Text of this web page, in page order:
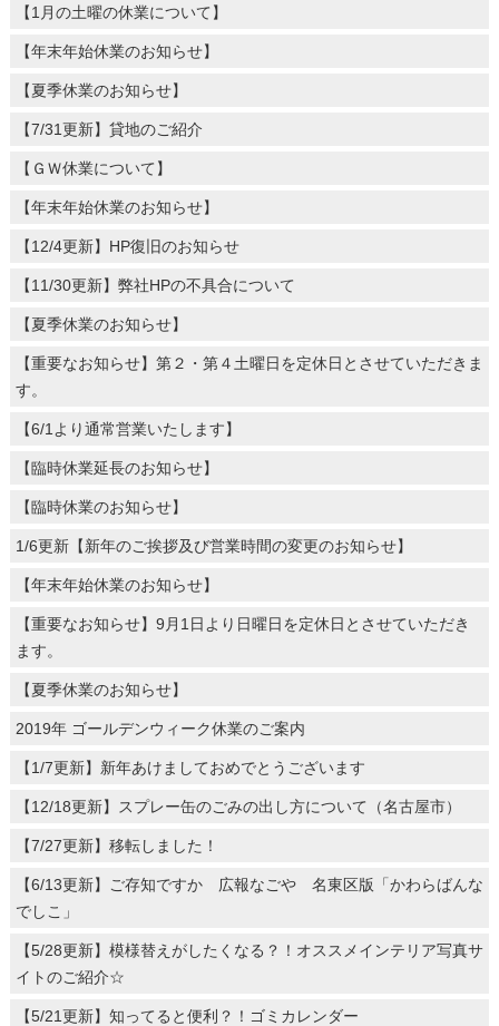
【1月の土曜の休業について】
【年末年始休業のお知らせ】
【夏季休業のお知らせ】
【7/31更新】貸地のご紹介
【ＧＷ休業について】
【年末年始休業のお知らせ】
【12/4更新】HP復旧のお知らせ
【11/30更新】弊社HPの不具合について
【夏季休業のお知らせ】
【重要なお知らせ】第２・第４土曜日を定休日とさせていただきま
す。
【6/1より通常営業いたします】
【臨時休業延長のお知らせ】
【臨時休業のお知らせ】
1/6更新【新年のご挨拶及び営業時間の変更のお知らせ】
【年末年始休業のお知らせ】
【重要なお知らせ】9月1日より日曜日を定休日とさせていただき
ます。
【夏季休業のお知らせ】
2019年 ゴールデンウィーク休業のご案内
【1/7更新】新年あけましておめでとうございます
【12/18更新】スプレー缶のごみの出し方について（名古屋市）
【7/27更新】移転しました！
【6/13更新】ご存知ですか 広報なごや 名東区版「かわらばんな
でしこ」
【5/28更新】模様替えがしたくなる？！オススメインテリア写真サ
イトのご紹介☆
【5/21更新】知ってると便利？！ゴミカレンダー